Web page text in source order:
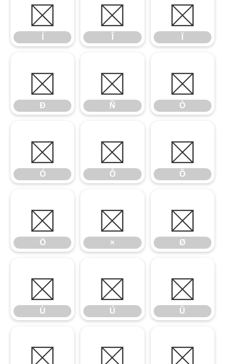
Í Î Ï
Ð
Ð
Ñ
Ñ
Ò
Ò
Ó
Ó
Ô
Ô
Õ
Õ
Ö
Ö
×
×
Ø
Ø
Ù
Ù
Ú
Ú
Û
Û
Ü Ý Þ